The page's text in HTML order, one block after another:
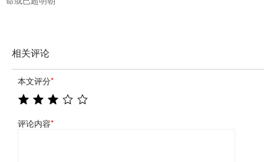
相关评论
本文评分*
评论内容*